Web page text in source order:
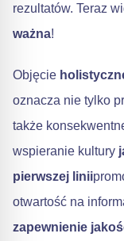
rezultatów. Teraz
ważna!
Objęcie
oznacza nie tylko
także
wspieranie kultury
pierwszej linii
otwartość na
zapewnienie